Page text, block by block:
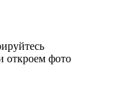
откроем фото